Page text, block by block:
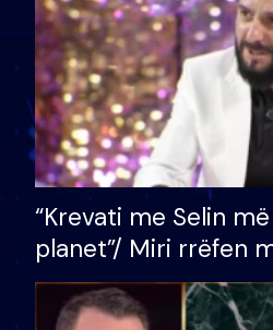
“Krevati me Selin
planet”/ Miri rrëfen
bukura në shtëpinë
mungojë zilja e